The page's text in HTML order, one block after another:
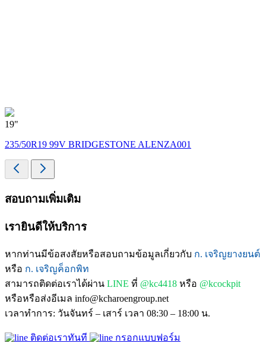
19"
235/50R19 99V BRIDGESTONE ALENZA001
สอบถามเพิ่มเติม
เรายินดีให้บริการ
หากท่านมีข้อสงสัยหรือสอบถามข้อมูลเกี่ยวกับ ก. เจริญยางยนต์
หรือ ก. เจริญค็อกพิท
สามารถติดต่อเราได้ผ่าน LINE ที่ @kc4418 หรือ @kcockpit
หรือหรือส่งอีเมล info@kcharoengroup.net
เวลาทำการ: วันจันทร์ – เสาร์ เวลา 08:30 – 18:00 น.
ติดต่อเราทันที กรอกแบบฟอร์ม